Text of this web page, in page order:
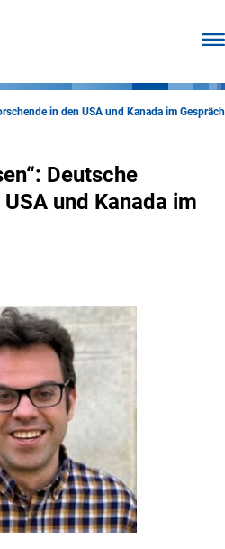
in den USA und Kanada im Gespräch
Deutsche
und Kanada im